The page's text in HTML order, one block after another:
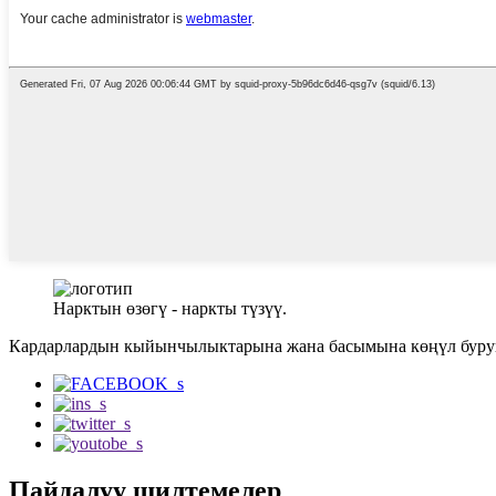
Нарктын өзөгү - наркты түзүү.
Кардарлардын кыйынчылыктарына жана басымына көңүл